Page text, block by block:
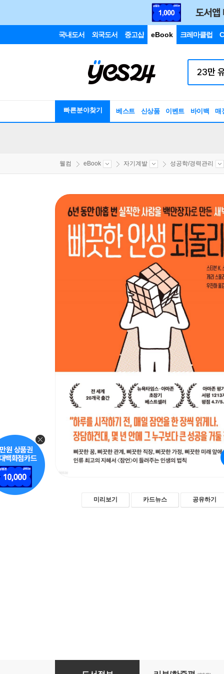
국내도서 외국도서 중고샵 eBook 크레마클럽
빠른분야찾기 베스트 신상품 이벤트 바이백 매
웰컴 eBook 자기계발 성공학/경력관리
미리보기 카드뉴스 공유하기
삐끗한 인생 되돌리기